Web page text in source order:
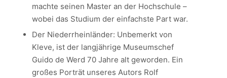
machte seinen Master an der Hochschule –
wobei das Studium der einfachste Part war.
Der Niederrheinländer: Unbemerkt von
Kleve, ist der langjährige Museumschef
Guido de Werd 70 Jahre alt geworden. Ein
großes Porträt unseres Autors Rolf